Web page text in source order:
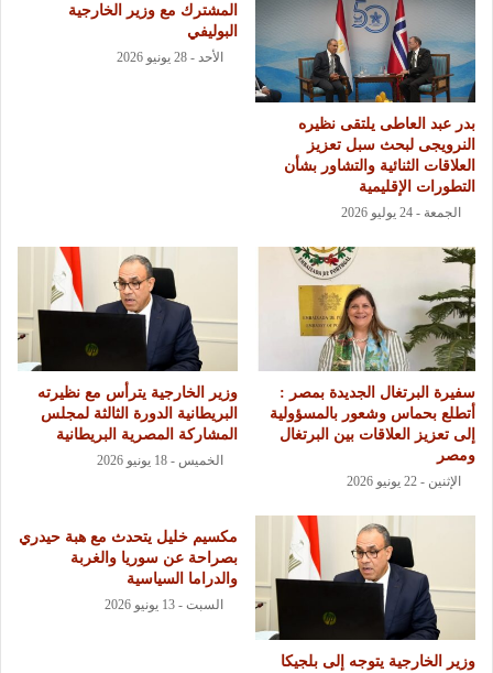
بدر عبد العاطى يلتقى نظيره
النرويجى لبحث سبل تعزيز
العلاقات الثنائية والتشاور بشأن
التطورات الإقليمية
الجمعة - 24 يوليو 2026
المشترك مع وزير الخارجية
البوليفي
الأحد - 28 يونيو 2026
سفيرة البرتغال الجديدة بمصر :
أتطلع بحماس وشعور بالمسؤولية
إلى تعزيز العلاقات بين البرتغال
ومصر
الإثنين - 22 يونيو 2026
وزير الخارجية يترأس مع نظيرته
البريطانية الدورة الثالثة لمجلس
المشاركة المصرية البريطانية
الخميس - 18 يونيو 2026
وزير الخارجية يتوجه إلى بلجيكا
مكسيم خليل يتحدث مع هبة حيدري
بصراحة عن سوريا والغربة
والدراما السياسية
السبت - 13 يونيو 2026